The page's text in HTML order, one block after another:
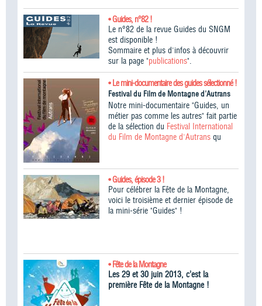
• Guides, n°82 !
Le n°82 de la revue Guides du SNGM
est disponible !
Sommaire et plus d'infos à découvrir
sur la page "publications".
• Le mini-documentaire des guides sélectionné !
Festival du Film de Montagne d'Autrans
Notre mini-documentaire "Guides, un
métier pas comme les autres" fait partie
de la sélection du Festival International
du Film de Montagne d'Autrans qu
• Guides, épisode 3 !
Pour célébrer la Fête de la Montagne,
voici le troisième et dernier épisode de
la mini-série "Guides" !
• Fête de la Montagne
Les 29 et 30 juin 2013, c’est la
première Fête de la Montagne !